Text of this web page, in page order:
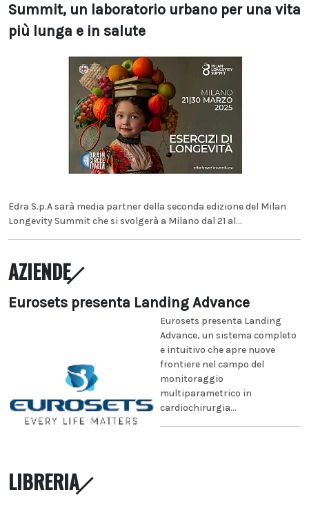
Summit, un laboratorio urbano per una vita
più lunga e in salute
Edra S.p.A sarà media partner della seconda edizione del Milan
Longevity Summit che si svolgerà a Milano dal 21 al...
AZIENDE
Eurosets presenta Landing Advance
Eurosets presenta Landing
Advance, un sistema completo
e intuitivo che apre nuove
frontiere nel campo del
monitoraggio
multiparametrico in
cardiochirurgia...
LIBRERIA